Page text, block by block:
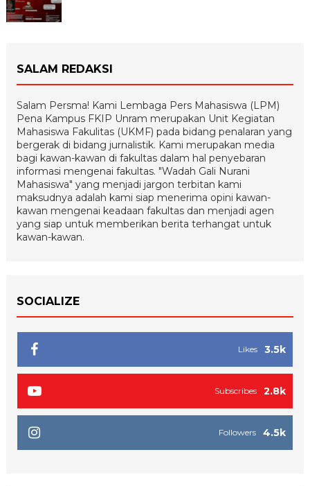
SALAM REDAKSI
Salam Persma! Kami Lembaga Pers Mahasiswa (LPM)
Pena Kampus FKIP Unram merupakan Unit Kegiatan
Mahasiswa Fakulitas (UKMF) pada bidang penalaran yang
bergerak di bidang jurnalistik. Kami merupakan media
bagi kawan-kawan di fakultas dalam hal penyebaran
informasi mengenai fakultas. "Wadah Gali Nurani
Mahasiswa" yang menjadi jargon terbitan kami
maksudnya adalah kami siap menerima opini kawan-
kawan mengenai keadaan fakultas dan menjadi agen
yang siap untuk memberikan berita terhangat untuk
kawan-kawan.
SOCIALIZE
3.5k
Likes
2.8k
Subscribes
4.5k
Followers